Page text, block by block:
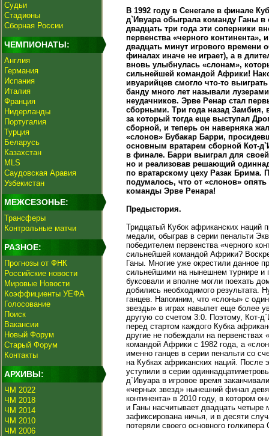
Судьи
Стадионы
Сборная России
ЧЕМПИОНАТЫ:
Англия
Германия
Испания
Италия
Франция
Нидерланды
Португалия
Турция
Беларусь
Казахстан
MLS
Саудовская Аравия
Узбекистан
МЕЖСЕЗОНЬЕ:
Трансферы
Контрольные матчи
РАЗНОЕ:
Прогнозы от ФНК
Российские новости
Мировые Новости
Коэффициенты УЕФА
Голосование
Поиск
Вакансии
Новый Форум
Старый Форум
Контакты
АРХИВЫ:
ЧМ 2022
ЧМ 2018
ЧМ 2014
ЧМ 2010
ЧМ 2006
В 1992 году в Сенегале в финале
д`Ивуара обыграла команду Ганы в
двадцать три года эти соперники
первенства «черного
двадцать минут игрового времени
финалах иначе не играет), а в
вновь улыбнулась «слонам»,
сильнейшей командой Африки!
ивуарийцев смогло что-то
банду много лет называли
неудачников. Эрве Ренар стал
сборными. Три года назад Замбия,
за который тогда еще выступал
сборной, и теперь он наверняка
«слонов» Бубакар Барри,
основным вратарем сборной Кот-
в финале. Барри выиграл для
но и реализовав решающий
по вратарскому цеху Разак Брима.
подумалось, что от «слонов»
команды Эрве Ренара!
Предыстория.
Тридцатый Кубок африканских наций
медали, обыграв в серии пенальти
победителем первенства «черного
сильнейшей командой Африки?
Ганы. Многие уже окрестили данное
сильнейшими на нынешнем турнире и
буксовали и вполне могли поехать
добились необходимого результата.
ганцев. Напомним, что «слоны» с
звезды» в играх навылет еще более
другую со счетом 3:0. Поэтому, Кот-
перед стартом каждого Кубка
другие не побеждали на первенствах
командой Африки с 1982 года, а
именно ганцев в серии пенальти со
на Кубках африканских наций. После
уступили в серии
д`Ивуара в игровое время
«черных звезд» нынешний финал
континента» в 2010 году, в котором
и Ганы насчитывает двадцать
зафиксирована ничья, и в десяти
потеряли своего основного